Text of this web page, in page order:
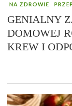
NA ZDROWIE
GENIALNY
DOMOWEJ
KREW I